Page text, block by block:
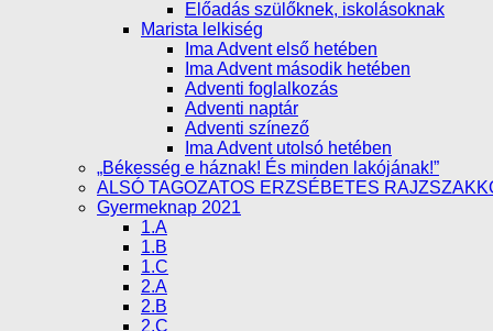
Előadás szülőknek, iskolásoknak
Marista lelkiség
Ima Advent első hetében
Ima Advent második hetében
Adventi foglalkozás
Adventi naptár
Adventi színező
Ima Advent utolsó hetében
„Békesség e háznak! És minden lakójának!”
ALSÓ TAGOZATOS ERZSÉBETES
Gyermeknap 2021
1.A
1.B
1.C
2.A
2.B
2.C